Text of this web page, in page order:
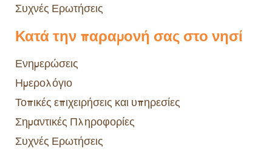
Συχνές Ερωτήσεις
Κατά την παραμονή σας στο νησί
Ενημερώσεις
Ημερολόγιο
Τοπικές επιχειρήσεις και υπηρεσίες
Σημαντικές Πληροφορίες
Συχνές Ερωτήσεις